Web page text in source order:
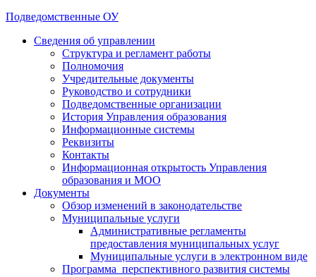
Подведомственные ОУ
Сведения об управлении
Структура и регламент работы
Полномочия
Учредительные документы
Руководство и сотрудники
Подведомственные организации
История Управления образования
Информационные системы
Реквизиты
Контакты
Информационная открытость Управления
образования и МОО
Документы
Обзор изменений в законодательстве
Муниципальные услуги
Административные регламенты
предоставления муниципальных услуг
Муниципальные услуги в электронном виде
Программа перспективного развития системы